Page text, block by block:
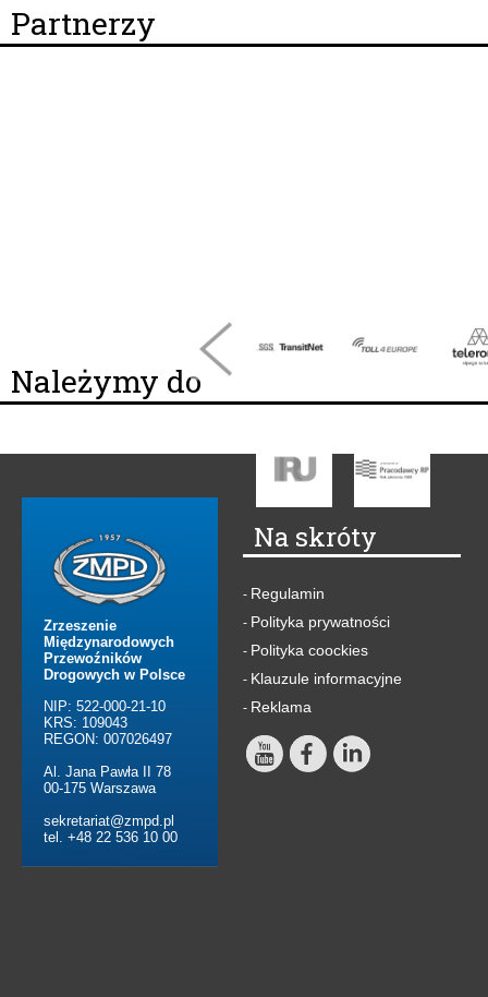
Partnerzy
Należymy do
Zrzeszenie
Międzynarodowych
Przewoźników
Drogowych w Polsce
NIP: 522-000-21-10
KRS: 109043
REGON: 007026497
Al. Jana Pawła II 78
00-175 Warszawa
sekretariat@zmpd.pl
tel. +48 22 536 10 00
Na skróty
- Regulamin
- Polityka prywatności
- Polityka coockies
- Klauzule informacyjne
- Reklama